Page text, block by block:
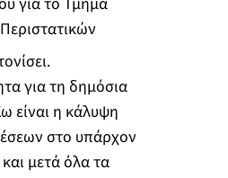
για τη δημόσια
είναι η κάλυψη
στο υπάρχον
μετά όλα τα